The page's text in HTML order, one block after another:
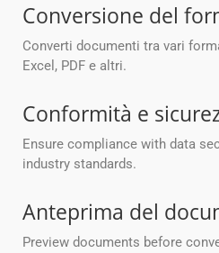
Conversione del
Converti documenti tra vari
Excel, PDF e altri.
Conformità e
Ensure compliance with data
industry standards.
Anteprima del
Preview documents before